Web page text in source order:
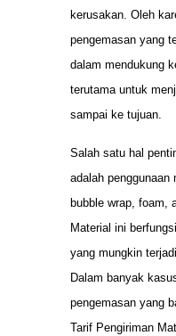
kerusakan. Oleh
pengemasan yang
dalam mendukung
terutama untuk
sampai ke tujuan.
Salah satu hal
adalah penggunaan
bubble wrap, foam,
Material ini
yang mungkin
Dalam banyak
pengemasan yang
Tarif Pengiriman